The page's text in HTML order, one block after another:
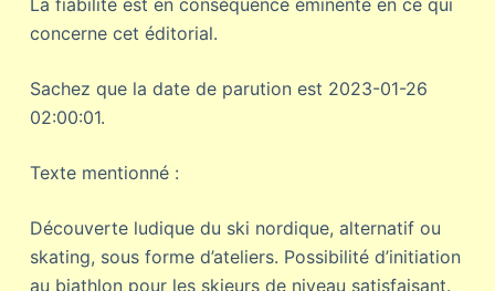
La fiabilité est en conséquence éminente en ce qui
concerne cet éditorial.
Sachez que la date de parution est 2023-01-26
02:00:01.
Texte mentionné :
Découverte ludique du ski nordique, alternatif ou
skating, sous forme d’ateliers. Possibilité d’initiation
au biathlon pour les skieurs de niveau satisfaisant.